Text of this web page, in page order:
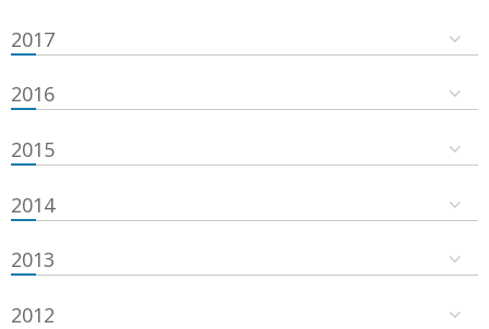
2017
2016
2015
2014
2013
2012